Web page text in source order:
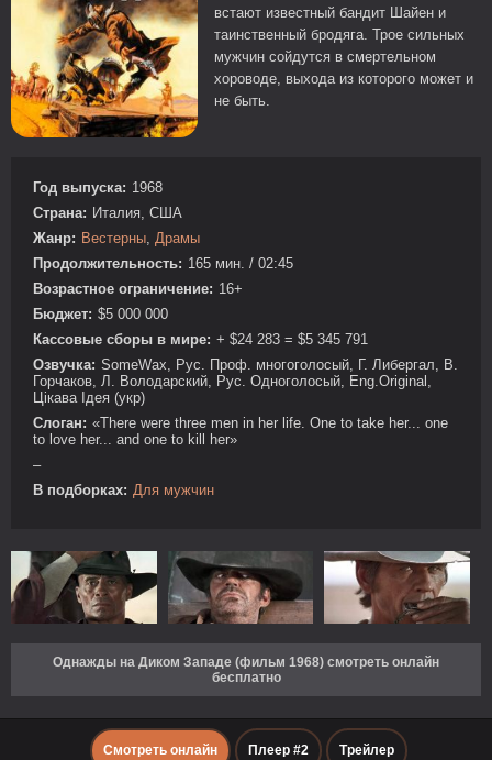
встают известный бандит Шайен и
таинственный бродяга. Трое сильных
мужчин сойдутся в смертельном
хороводе, выхода из которого может и
не быть.
Год выпуска: 1968
Страна: Италия, США
Жанр: Вестерны Драмы
Продолжительность: 165 мин. / 02:45
Возрастное ограничение: 16+
Бюджет: $5 000 000
Кассовые сборы в мире: + $24 283 = $5 345 791
Озвучка: SomeWax, Рус. Проф. многоголосый, Г. Либергал, В.
Горчаков, Л. Володарский, Рус. Одноголосый, Eng.Original,
Цікава Ідея (укр)
Слоган: «There were three men in her life. One to take her... one
to love her... and one to kill her»
–
В подборках: Для мужчин
Однажды на Диком Западе (фильм 1968) смотреть онлайн
бесплатно
Смотреть онлайн Плеер #2 Трейлер